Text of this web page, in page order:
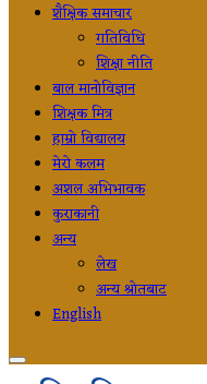
शैक्षिक समाचार
गतिविधि
शिक्षा नीति
बाल मानोविज्ञान
शिक्षक मित्र
हाम्रो विद्यालय
मेरो कलम
अशल अभिभावक
कुराकानी
अन्य
लेख
अन्य श्रोतबाट
English